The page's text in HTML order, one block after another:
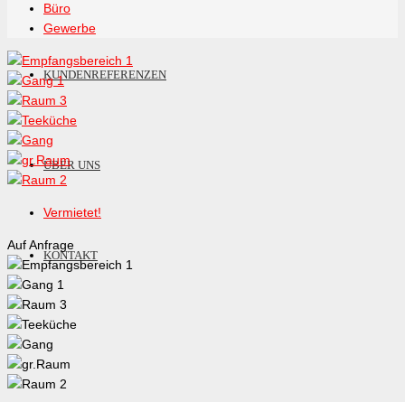
KUNDENREFERENZEN
ÜBER UNS
KONTAKT
Büro
Gewerbe
Vermietet!
Auf Anfrage